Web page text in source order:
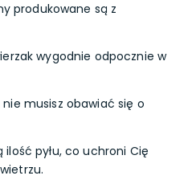
produkowane są z
wygodnie odpocznie w
musisz obawiać się o
pyłu, co uchroni Cię